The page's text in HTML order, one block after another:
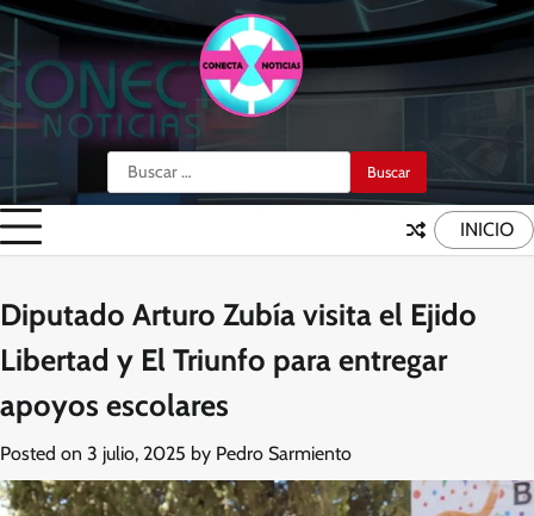
Skip
content
Buscar:
INICIO
Diputado Arturo Zubía visita el Ejido
Libertad y El Triunfo para entregar
apoyos escolares
Posted on 3 julio, 2025 by Pedro Sarmiento